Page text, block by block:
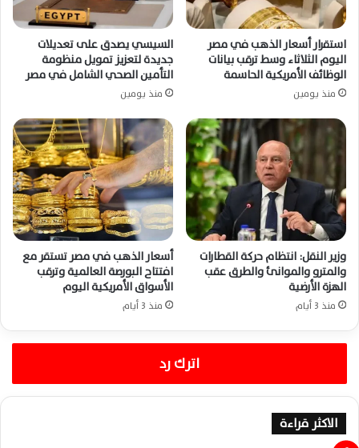
استقرار أسعار الذهب في مصر
اليوم الثلاثاء وسط ترقب بيانات
الوظائف الأمريكية الحاسمة
منذ يومين
السيسي يصدق على تعديلات
جديدة لتعزيز تمويل منظومة
التأمين الصحي الشامل في مصر
منذ يومين
وزير النقل: انتظام حركة القطارات
والمترو والموانئ والطرق عقب
الهزة الأرضية
منذ 3 أيام
أسعار الذهب في مصر تستقر مع
افتتاح البورصة العالمية وترقب
الأسواق الأمريكية اليوم
منذ 3 أيام
اترك رد
الاكثر قراءة